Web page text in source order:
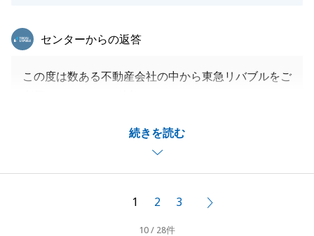
続きを読む
東急リバブル
センターからの返答
この度は数ある不動産会社の中から東急リバブルをご
遠方へのお引越しでしたが、弊社のキャッシュレス決
済サービスをご利用いただき、スムーズにお取引きで
1 2 3
10 / 28件